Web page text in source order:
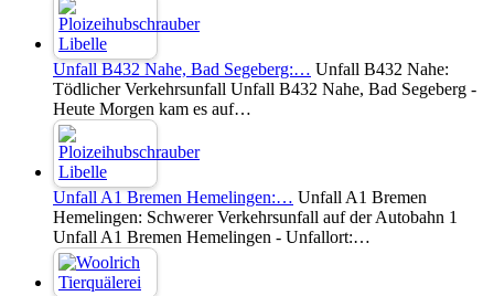
Unfall B432 Nahe, Bad Segeberg:… Unfall B432 Nahe:
Tödlicher Verkehrsunfall Unfall B432 Nahe, Bad Segeberg -
Heute Morgen kam es auf…
Unfall A1 Bremen Hemelingen:… Unfall A1 Bremen
Hemelingen: Schwerer Verkehrsunfall auf der Autobahn 1
Unfall A1 Bremen Hemelingen - Unfallort:…